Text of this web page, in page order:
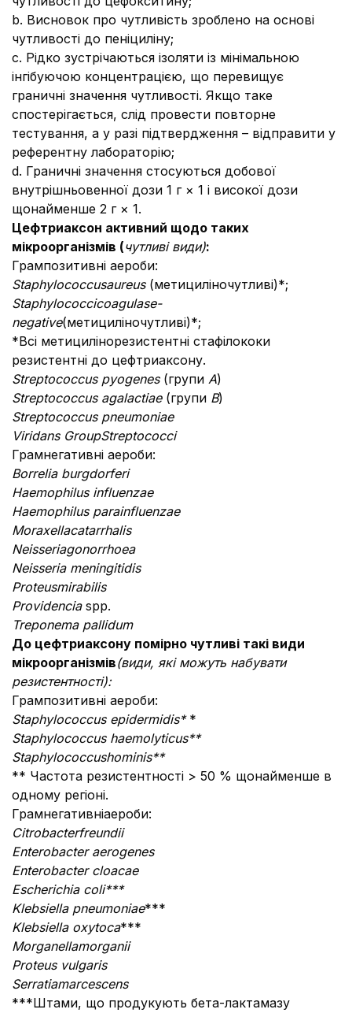
b. Висновок про чутливість зроблено на основі
чутливості до пеніциліну;
c. Рідко зустрічаються ізоляти із мінімальною
інгібуючою концентрацією, що перевищує
граничні значення чутливості. Якщо таке
спостерігається, слід провести повторне
тестування, а у разі підтвердження – відправити у
референтну лабораторію;
d. Граничні значення стосуються добової
внутрішньовенної дози 1 г × 1 і високої дози
щонайменше 2 г × 1.
Цефтриаксон активний щодо таких
мікроорганізмів (чутливі види):
Грампозитивні аероби:
Staphylococcusaureus(метициліночутливі)*;
Staphylococcicoagulase-
negative(метициліночутливі)*;
*Всі метицилінорезистентні стафілококи
резистентні до цефтриаксону.
Streptococcus pyogenes(групи A)
Streptococcus agalactiae(групи B)
Streptococcus pneumoniae
Viridans GroupStreptococci
Грамнегативні аероби:
Borrelia burgdorferi
Haemophilus influenzae
Haemophilus parainfluenzae
Moraxellacatarrhalis
Neisseriagonorrhoea
Neisseria meningitidis
Proteusmirabilis
Providenciaspp.
Treponema pallidum
До цефтриаксону помірно чутливі такі види
мікроорганізмів(види, які можуть набувати
резистентності):
Грампозитивні аероби:
Staphylococcus epidermidis**
Staphylococcus haemolyticus**
Staphylococcushominis**
** Частота резистентності > 50 % щонайменше в
одному регіоні.
Грамнегативніаероби:
Citrobacterfreundii
Enterobacter aerogenes
Enterobacter cloacae
Escherichia coli***
Klebsiella pneumoniae***
Klebsiella oxytoca***
Morganellamorganii
Proteus vulgaris
Serratiamarcescens
***Штами, що продукують бета-лактамазу